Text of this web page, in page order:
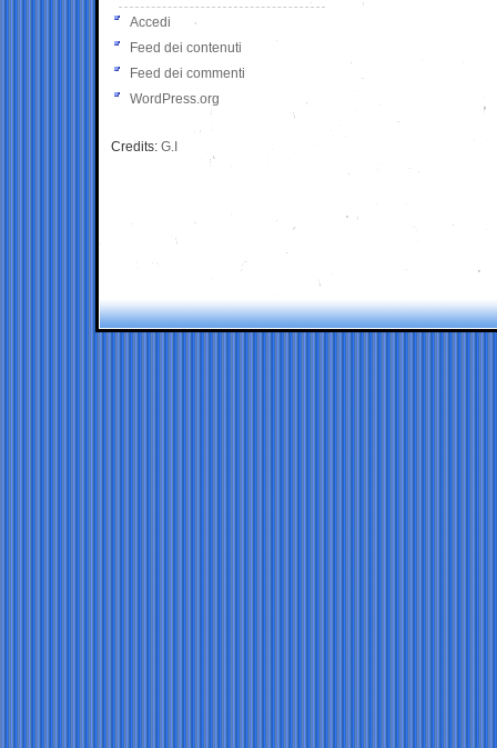
Accedi
Feed dei contenuti
Feed dei commenti
WordPress.org
Credits: G.I